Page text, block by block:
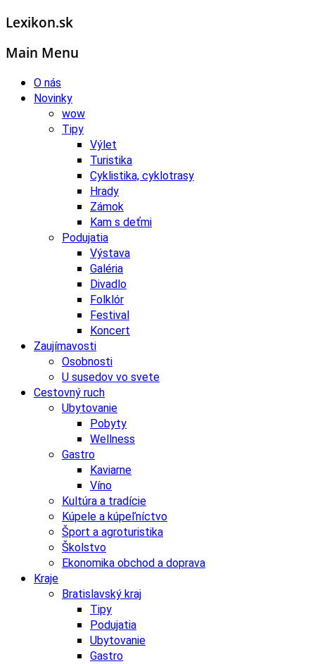
Lexikon.sk
Main Menu
O nás
Novinky
wow
Tipy
Výlet
Turistika
Cyklistika, cyklotrasy
Hrady
Zámok
Kam s deťmi
Podujatia
Výstava
Galéria
Divadlo
Folklór
Festival
Koncert
Zaujímavosti
Osobnosti
U susedov vo svete
Cestovný ruch
Ubytovanie
Pobyty
Wellness
Gastro
Kaviarne
Víno
Kultúra a tradície
Kúpele a kúpeľníctvo
Šport a agroturistika
Školstvo
Ekonomika obchod a doprava
Kraje
Bratislavský kraj
Tipy
Podujatia
Ubytovanie
Gastro